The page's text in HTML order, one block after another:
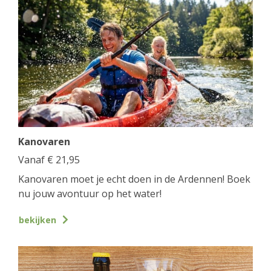
Kanovaren
Vanaf € 21,95
Kanovaren moet je echt doen in de Ardennen! Boek
nu jouw avontuur op het water!
bekijken